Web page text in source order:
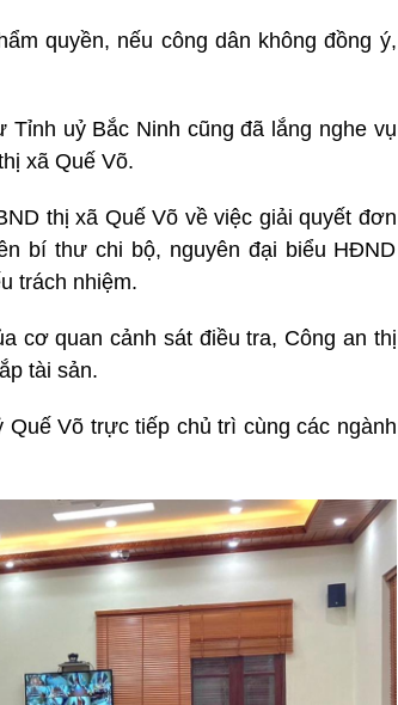
quyền, nếu công dân không đồng ý,
uỷ Bắc Ninh cũng đã lắng nghe vụ
xã Quế Võ.
thị xã Quế Võ về việc giải quyết đơn
bí thư chi bộ, nguyên đại biểu HĐND
trách nhiệm.
cơ quan cảnh sát điều tra, Công an thị
tài sản.
Võ trực tiếp chủ trì cùng các ngành